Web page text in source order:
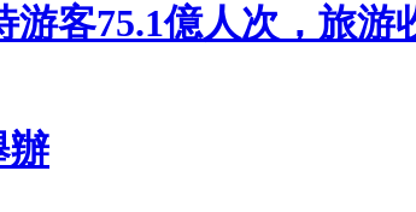
客75.1億人次，旅游
辦